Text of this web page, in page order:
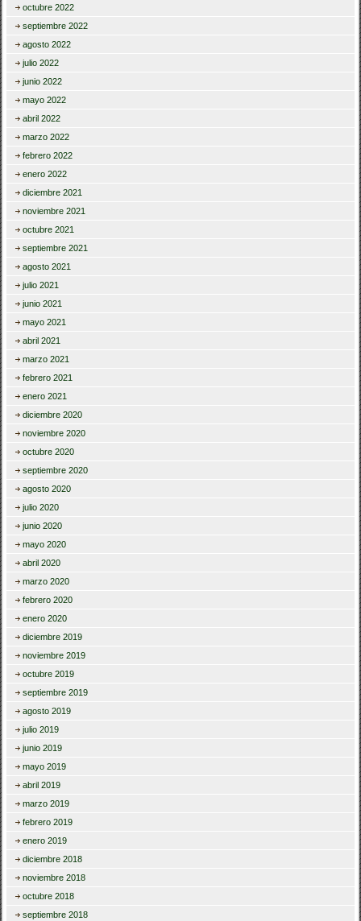
octubre 2022
septiembre 2022
agosto 2022
julio 2022
junio 2022
mayo 2022
abril 2022
marzo 2022
febrero 2022
enero 2022
diciembre 2021
noviembre 2021
octubre 2021
septiembre 2021
agosto 2021
julio 2021
junio 2021
mayo 2021
abril 2021
marzo 2021
febrero 2021
enero 2021
diciembre 2020
noviembre 2020
octubre 2020
septiembre 2020
agosto 2020
julio 2020
junio 2020
mayo 2020
abril 2020
marzo 2020
febrero 2020
enero 2020
diciembre 2019
noviembre 2019
octubre 2019
septiembre 2019
agosto 2019
julio 2019
junio 2019
mayo 2019
abril 2019
marzo 2019
febrero 2019
enero 2019
diciembre 2018
noviembre 2018
octubre 2018
septiembre 2018